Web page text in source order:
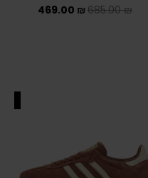
685.00₪
469.00 ₪